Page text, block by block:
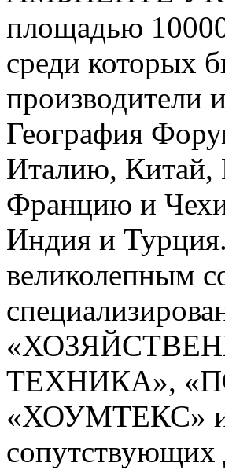
площадью
среди которых
производители
География
Италию, Китай,
Францию и
Индия и
великолепным
ТЕХНИКА»,
«ХОУМТЕКС» и
сопутствующих